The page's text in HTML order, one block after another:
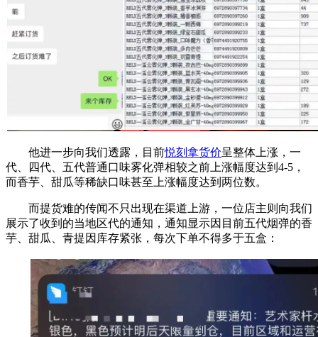
他进一步向我们透露，目前悦刻拿货价呈整体上涨，一
代、四代、五代普通口味雾化弹相较之前上涨幅度达到4-5，
而香芋、甜瓜等稀缺口味甚至上涨幅度达到两位数。
而提货难的传闻不只出现在渠道上游，一位店主则向我们
展示了收到的当地区代的通知，通知显示因目前五代烟弹的香
芋、甜瓜、青提因库存紧张，每次下单不得多于五盒：